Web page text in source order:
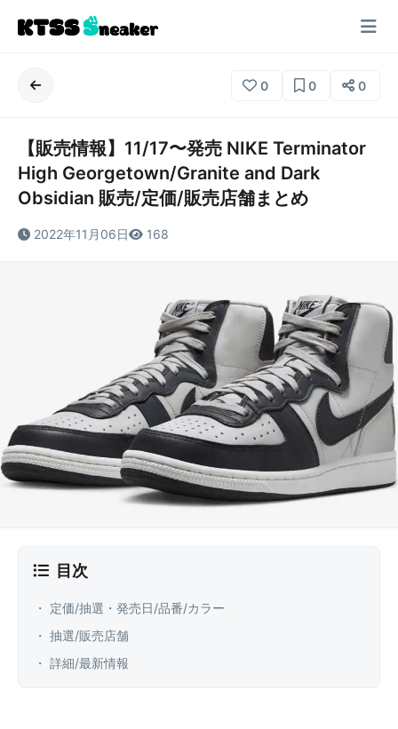
0 0 0
【販売情報】11/17〜発売 NIKE Terminator
High Georgetown/Granite and Dark
Obsidian 販売/定価/販売店舗まとめ
2022年11月06日 168
目次
・ 定価/抽選・発売日/品番/カラー
・ 抽選/販売店舗
・ 詳細/最新情報